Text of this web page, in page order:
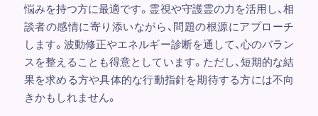
悩みを持つ方に最適です。霊視や守護霊の力を活用し、相
談者の感情に寄り添いながら、問題の根源にアプローチ
します。波動修正やエネルギー診断を通して、心のバラン
スを整えることも得意としています。ただし、短期的な結
果を求める方や具体的な行動指針を期待する方には不向
きかもしれません。